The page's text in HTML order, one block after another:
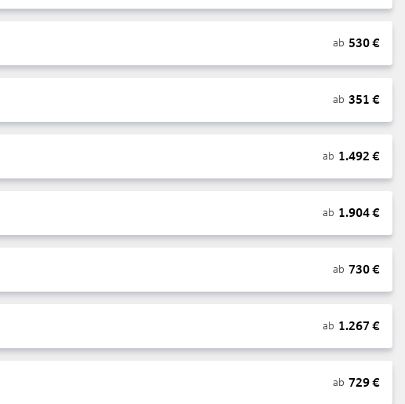
ab 530€
ab 351 €
ab 1.492 €
ab 1.904€
ab 730€
ab 1.267 €
ab 729€